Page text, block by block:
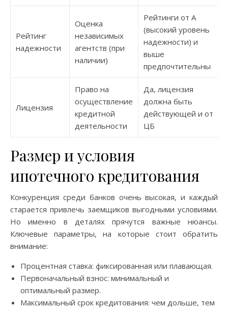
Рейтинг
надежности
Оценка
независимых
агентств (при
наличии)
Рейтинги от А
(высокий уровень
надежности) и
выше
предпочтительны
Лицензия
Право на
осуществление
кредитной
деятельности
Да, лицензия
должна быть
действующей и от
ЦБ
Размер и условия
ипотечного кредитования
Конкуренция среди банков очень высокая, и каждый
старается привлечь заемщиков выгодными условиями.
Но именно в деталях прячутся важные нюансы.
Ключевые параметры, на которые стоит обратить
внимание:
Процентная ставка: фиксированная или плавающая.
Первоначальный взнос: минимальный и
оптимальный размер.
Максимальный срок кредитования: чем дольше, тем